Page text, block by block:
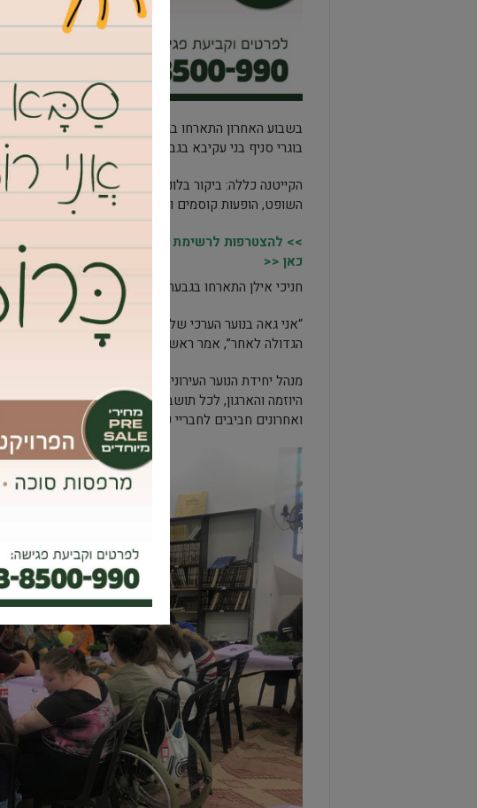
בשבוע האחרון
בוגרי סניף בני עקיבא בגבעה חברי חבריא ב’ שהחליטו
הקייטנה כללה: ביקור בלונה פארק, טיול ג’יפים, שיט
השופט, הופעות קוסמים וכמובן הפנינג סיום מיוחד!
>> להצטרפות לרשימת התפוצה של מקומונט גבעת
כאן <<
חניכי אילן התארחו בגבעה בבתים של החונכים הבוגרים
“אני גאה בנוער הערכי שלנו שנמצא תמיד בראש הטבלה
הגדולה לאחר”, אמר ראש העיר, יוסי ברודני.
מנהל יחידת הנוער העירונית, ערן אבן צור: “אני מודה
היוזמה והארגון, לכל תושבי גבעת שמואל שתרמו
ואחרונים חביבים לחבריי עמותת אילן על שזיכו אותנו”.